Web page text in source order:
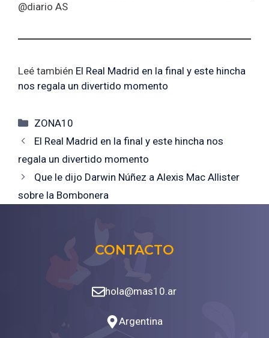
@diario AS
Leé también El Real Madrid en la final y este hincha
nos regala un divertido momento
Categorías
ZONA10
El Real Madrid en la final y este hincha nos
regala un divertido momento
Que le dijo Darwin Núñez a Alexis Mac Allister
sobre la Bombonera
CONTACTO
hola@mas10.ar
Argentina